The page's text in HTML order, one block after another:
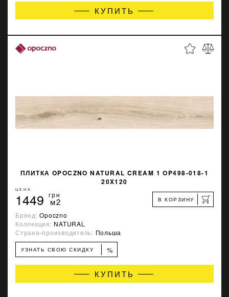
КУПИТЬ
ПЛИТКА OPOCZNO NATURAL CREAM 1 OP498-018-1
20X120
ЦЕНА
1449 грн
м2 В КОРЗИНУ
Бренд:Opoczno
Коллекция: NATURAL
Страна-производитель: Польша
УЗНАТЬ СВОЮ СКИДКУ %
КУПИТЬ